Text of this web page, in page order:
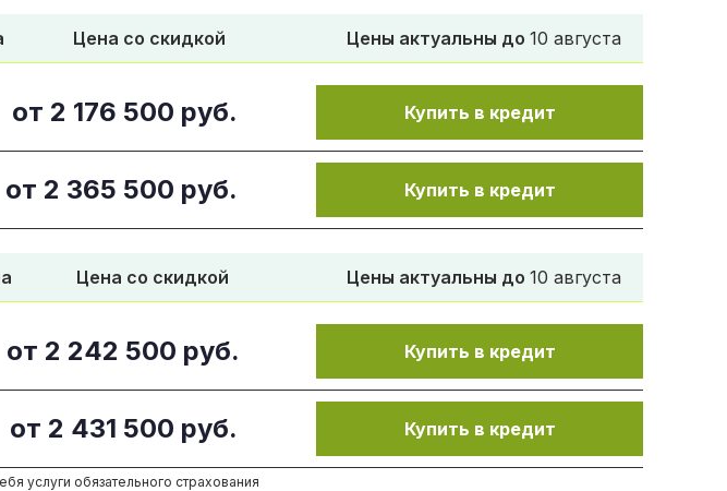
Цена со скидкой Цены актуальны до 10 августа
от 2 176 500 руб. Купить в кредит
от 2 365 500 руб. Купить в кредит
Цена со скидкой Цены актуальны до 10 августа
от 2 242 500 руб. Купить в кредит
от 2 431 500 руб. Купить в кредит
услуги обязательного страхования